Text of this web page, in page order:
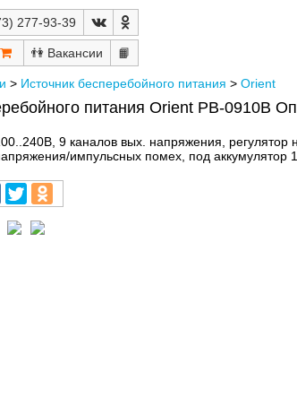
277-93-39
👫 📙
> Источник бесперебойного питания > Orient
питания Orient PB-0910B
9 каналов вых. напряжения, регулятор
импульсных помех, под аккумулятор